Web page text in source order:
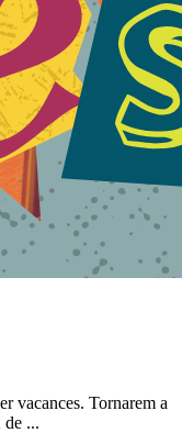
vacances. Tornarem a
de ...